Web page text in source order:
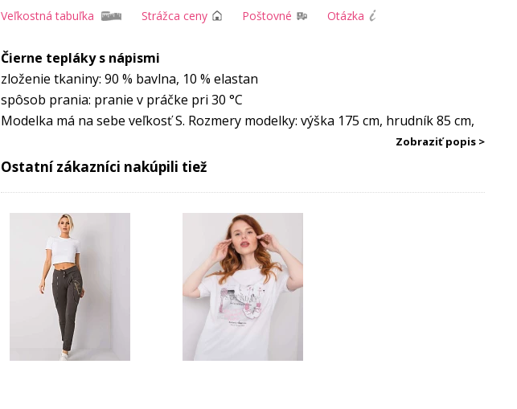
Veľkostná tabuľka Strážca ceny Poštovné Otázka
Zobraziť popis >
Čierne tepláky s nápismi
zloženie tkaniny: 90 % bavlna, 10 % elastan
spôsob prania: pranie v práčke pri 30 °C
Modelka má na sebe veľkosť S. Rozmery modelky: výška 175 cm, hrudník 85 cm,
Medzinárodná
veľkosť
Obvod
pása
Obvod
bokov
36 72-80 90
Ostatní zákazníci nakúpili tiež